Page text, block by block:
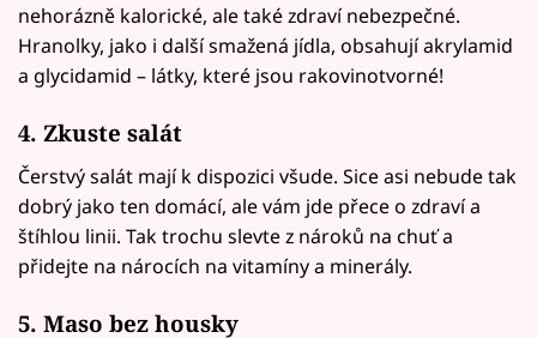
nehorázně kalorické, ale také zdraví nebezpečné.
Hranolky, jako i další smažená jídla, obsahují akrylamid
a glycidamid – látky, které jsou rakovinotvorné!
4. Zkuste salát
Čerstvý salát mají k dispozici všude. Sice asi nebude tak
dobrý jako ten domácí, ale vám jde přece o zdraví a
štíhlou linii. Tak trochu slevte z nároků na chuť a
přidejte na nárocích na vitamíny a minerály.
5. Maso bez housky